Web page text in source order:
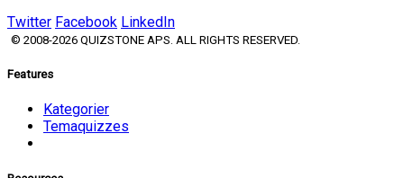
Twitter Facebook LinkedIn
© 2008-2026 QUIZSTONE APS. ALL RIGHTS RESERVED.
Features
Kategorier
Temaquizzes